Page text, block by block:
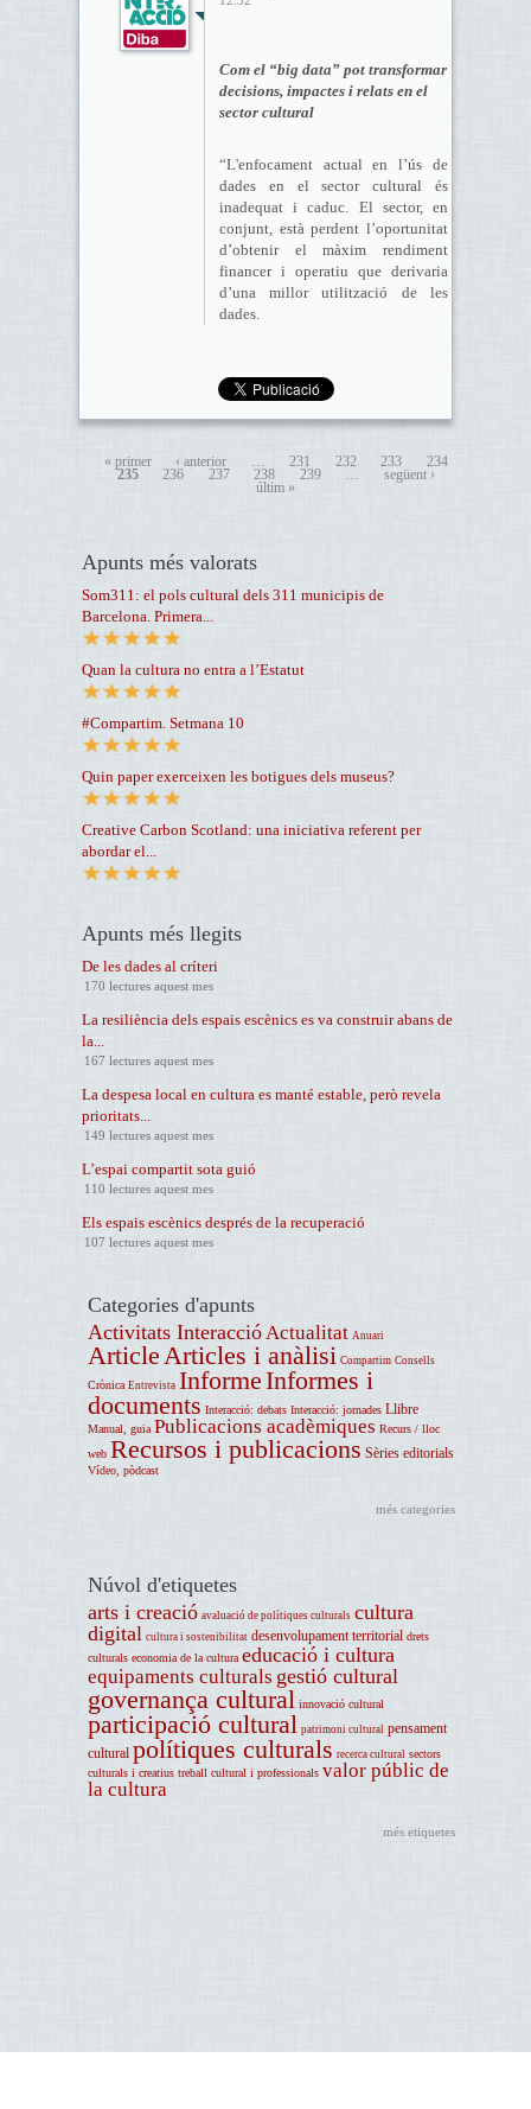
Com el “big data” pot transformar
decisions, impactes i relats en el
sector cultural
“L'enfocament actual en l’ús de
dades en el sector cultural és
inadequat i caduc. El sector, en
conjunt, està perdent l’oportunitat
d’obtenir el màxim rendiment
financer i operatiu que derivaria
d’una millor utilització de les
dades.
« primer ‹ anterior … 231 232 233
234
235
236 237 238 239 …
següent ›
últim »
Apunts més valorats
Som311: el pols cultural dels 311 municipis de
Barcelona. Primera...
Quan la cultura no entra a l’Estatut
#Compartim. Setmana 10
Quin paper exerceixen les botigues dels museus?
Creative Carbon Scotland: una iniciativa referent per
abordar el...
Apunts més llegits
De les dades al críteri
170 lectures aquest mes
La resiliència dels espais escènics es va construir abans de
la...
167 lectures aquest mes
La despesa local en cultura es manté estable, però revela
prioritats...
149 lectures aquest mes
L’espai compartit sota guió
110 lectures aquest mes
Els espais escènics després de la recuperació
107 lectures aquest mes
Categories d'apunts
Activitats Interacció Actualitat Anuari
Article Articles i anàlisi Compartim Consells
Crònica Entrevista InformeInformes i
documents Interacció: debats Interacció: jornades Llibre
Manual, guia Publicacions acadèmiques Recurs / lloc
web Recursos i publicacions Sèries editorials
Vídeo, pòdcast
més categories
Núvol d'etiquetes
arts i creació avaluació de polítiques culturals cultura
digital cultura i sostenibilitat desenvolupament territorial drets
culturals economia de la cultura educació i cultura
equipaments culturals gestió cultural
governança cultural innovació cultural
participació cultural patrimoni cultural pensament
cultural polítiques culturals recerca cultural sectors
culturals i creatius treball cultural i professionals valor públic de
la cultura
més etiquetes